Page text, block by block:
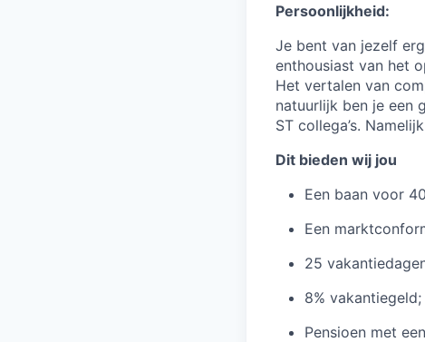
Persoonlijkheid:
Je bent van jezelf
enthousiast van het
Het vertalen van
natuurlijk ben je een
ST collega’s.
Dit bieden wij jou
Een baan voor
Een
25
8% vakantiegeld;
Pensioen met